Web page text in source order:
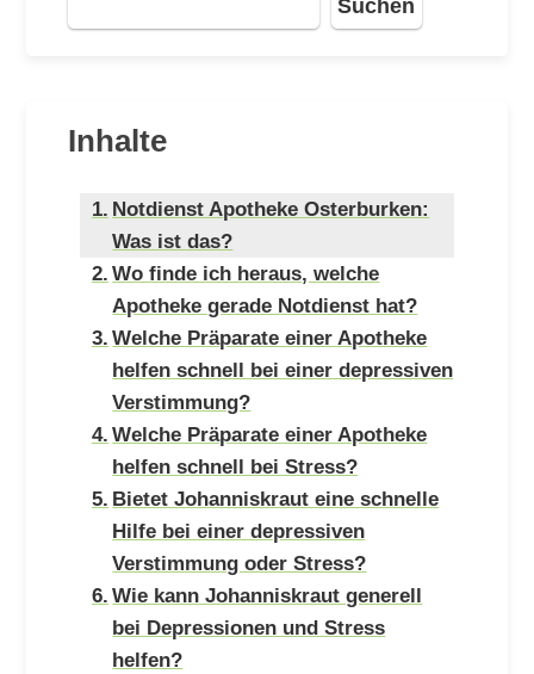
Suchen
Inhalte
Notdienst Apotheke Osterburken:
Was ist das?
Wo finde ich heraus, welche
Apotheke gerade Notdienst hat?
Welche Präparate einer Apotheke
helfen schnell bei einer depressiven
Verstimmung?
Welche Präparate einer Apotheke
helfen schnell bei Stress?
Bietet Johanniskraut eine schnelle
Hilfe bei einer depressiven
Verstimmung oder Stress?
Wie kann Johanniskraut generell
bei Depressionen und Stress
helfen?